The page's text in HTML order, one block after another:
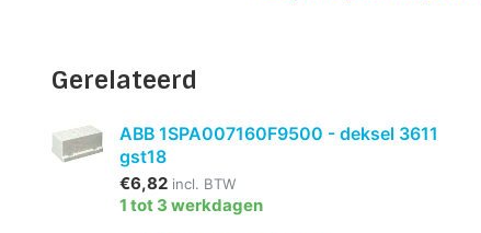
Gerelateerd
ABB 1SPA007160F9500 - deksel 3611
gst18
€6,82 incl. BTW
1 tot 3 werkdagen